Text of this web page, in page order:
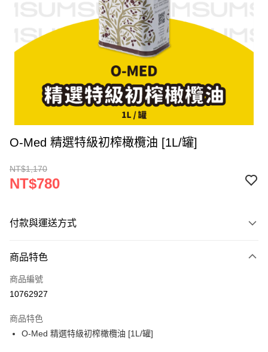
O-Med 精選特級初榨橄欖油 [1L/罐]
NT$1,170
NT$780
付款與運送方式
信用卡一次付款
超商取貨付款
Apple Pay
商品特色
商品編號
10762927
商品特色
O-Med 精選特級初榨橄欖油 [1L/罐]